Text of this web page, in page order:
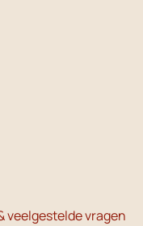
veelgestelde vragen